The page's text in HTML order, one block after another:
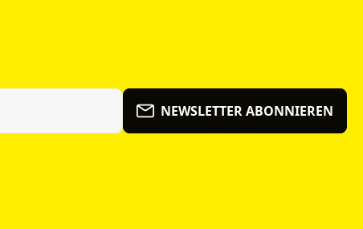
NEWSLETTER ABONNIEREN